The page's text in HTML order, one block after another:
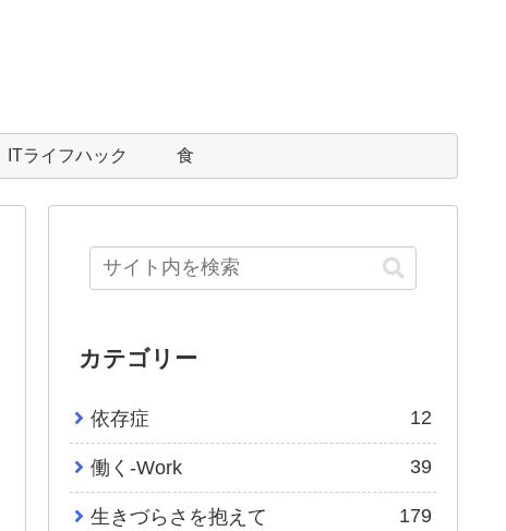
ITライフハック 食
カテゴリー
依存症 12
働く-Work 39
生きづらさを抱えて 179